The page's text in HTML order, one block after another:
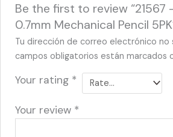
Be the first to review “21567
0.7mm Mechanical Pencil
Tu dirección de correo electrónico no
campos obligatorios están marcados
Your rating *
Your review *